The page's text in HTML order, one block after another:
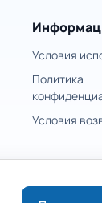
Условия
Политика
Условия